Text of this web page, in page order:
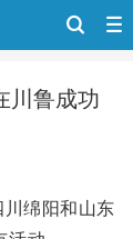
川鲁成功
绵阳和山东